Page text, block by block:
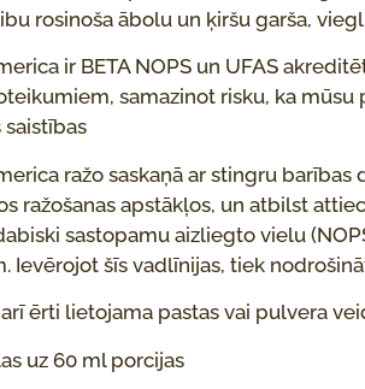
rosinoša ābolu un ķiršu garša,
ir BETA NOPS un UFAS
samazinot risku, ka
saistības
ražo saskaņā ar stingru
ražošanas apstākļos, un atbilst
sastopamu aizliegto vielu
Ievērojot šīs vadlīnijas, tiek
ērti lietojama pastas vai pulvera
uz 60 ml porcijas